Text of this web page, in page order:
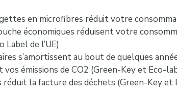
en microfibres réduit votre
économiques réduisent votre
Label de l’UE)
s’amortissent au bout de quelques
émissions de CO2 (Green-Key et Eco-
réduit la facture des déchets (Green-Key et